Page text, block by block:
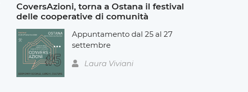
CoversAzioni, torna a Ostana il festival
delle cooperative di comunità
Appuntamento dal 25 al 27
settembre
Laura Viviani